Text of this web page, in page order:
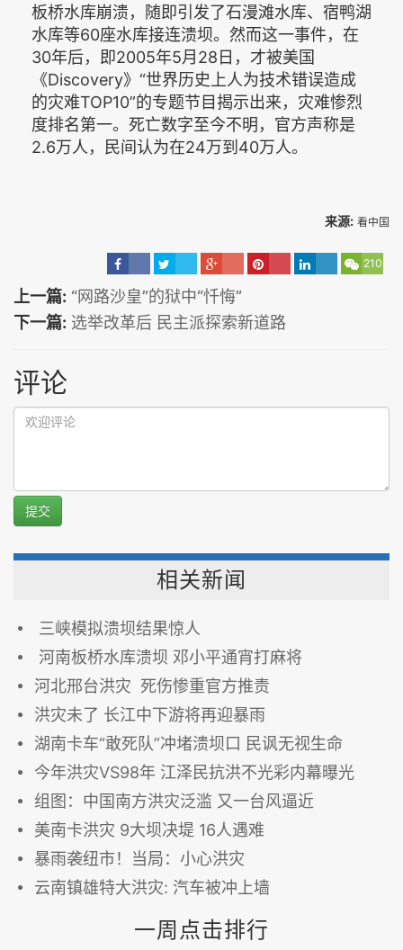
板桥水库崩溃，随即引发了石漫滩水库、宿鸭湖
水库等60座水库接连溃坝。然而这一事件，在
30年后，即2005年5月28日，才被美国
《Discovery》“世界历史上人为技术错误造成
的灾难TOP10”的专题节目揭示出来，灾难惨烈
度排名第一。死亡数字至今不明，官方声称是
2.6万人，民间认为在24万到40万人。
来源: 看中国
210
上一篇: “网路沙皇”的狱中“忏悔”
下一篇: 选举改革后 民主派探索新道路
评论
提交
相关新闻
三峡模拟溃坝结果惊人
河南板桥水库溃坝 邓小平通宵打麻将
河北邢台洪灾 死伤惨重官方推责
洪灾未了 长江中下游将再迎暴雨
湖南卡车“敢死队”冲堵溃坝口 民讽无视生命
今年洪灾VS98年 江泽民抗洪不光彩内幕曝光
组图：中国南方洪灾泛滥 又一台风逼近
美南卡洪灾 9大坝决堤 16人遇难
暴雨袭纽市！当局：小心洪灾
云南镇雄特大洪灾: 汽车被冲上墙
一周点击排行